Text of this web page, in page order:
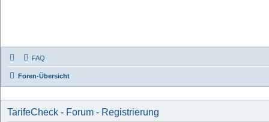
FAQ
Foren-Übersicht
TarifeCheck - Forum - Registrierung